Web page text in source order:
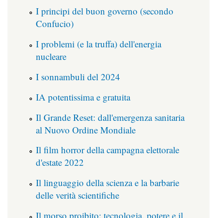
I principi del buon governo (secondo
Confucio)
I problemi (e la truffa) dell'energia
nucleare
I sonnambuli del 2024
IA potentissima e gratuita
Il Grande Reset: dall'emergenza sanitaria
al Nuovo Ordine Mondiale
Il film horror della campagna elettorale
d'estate 2022
Il linguaggio della scienza e la barbarie
delle verità scientifiche
Il morso proibito: tecnologia, potere e il